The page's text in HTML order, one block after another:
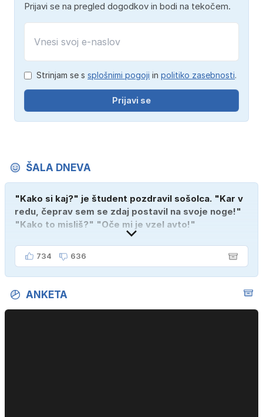
Prijavi se na pregled dogodkov in bodi na tekočem.
Strinjam se s splošnimi pogoji in politiko zasebnosti.
Prijavi se
ŠALA DNEVA
"Kako si kaj?" je študent pozdravil sošolca. "Kar v
redu, čeprav sem se zdaj postavil na svoje noge!"
"Kako to misliš?" "Oče mi je vzel avto!"
734 636
ANKETA